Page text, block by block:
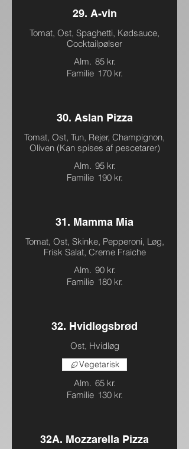
29. A-vin
Tomat, Ost, Spaghetti, Kødsauce,
Cocktailpølser
Alm. 85 kr.
Familie 170 kr.
30. Aslan Pizza
Tomat, Ost, Tun, Rejer, Champignon,
Oliven (Kan spises af pescetarer)
Alm. 95 kr.
Familie 190 kr.
31. Mamma Mia
Tomat, Ost, Skinke, Pepperoni, Løg,
Frisk Salat, Creme Fraiche
Alm. 90 kr.
Familie 180 kr.
32. Hvidløgsbrød
Ost, Hvidløg
Alm. 65 kr.
Familie 130 kr.
Vegetarisk
32A. Mozzarella Pizza